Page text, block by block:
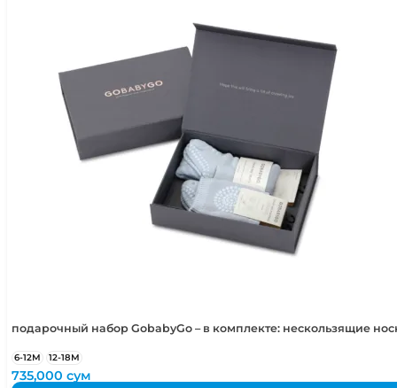
104-110 см
110-116 см
подарочный набор GobabyGo – в комплекте: нескользящие
6-12М 12-18М
735,000сум